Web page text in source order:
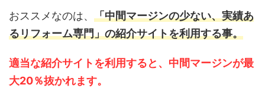
おススメなのは、 「中間マージンの少ない、実績あ
るリフォーム専門」の紹介サイトを利用する事。
適当な紹介サイトを利用すると、中間マージンが最
大20％抜かれます。